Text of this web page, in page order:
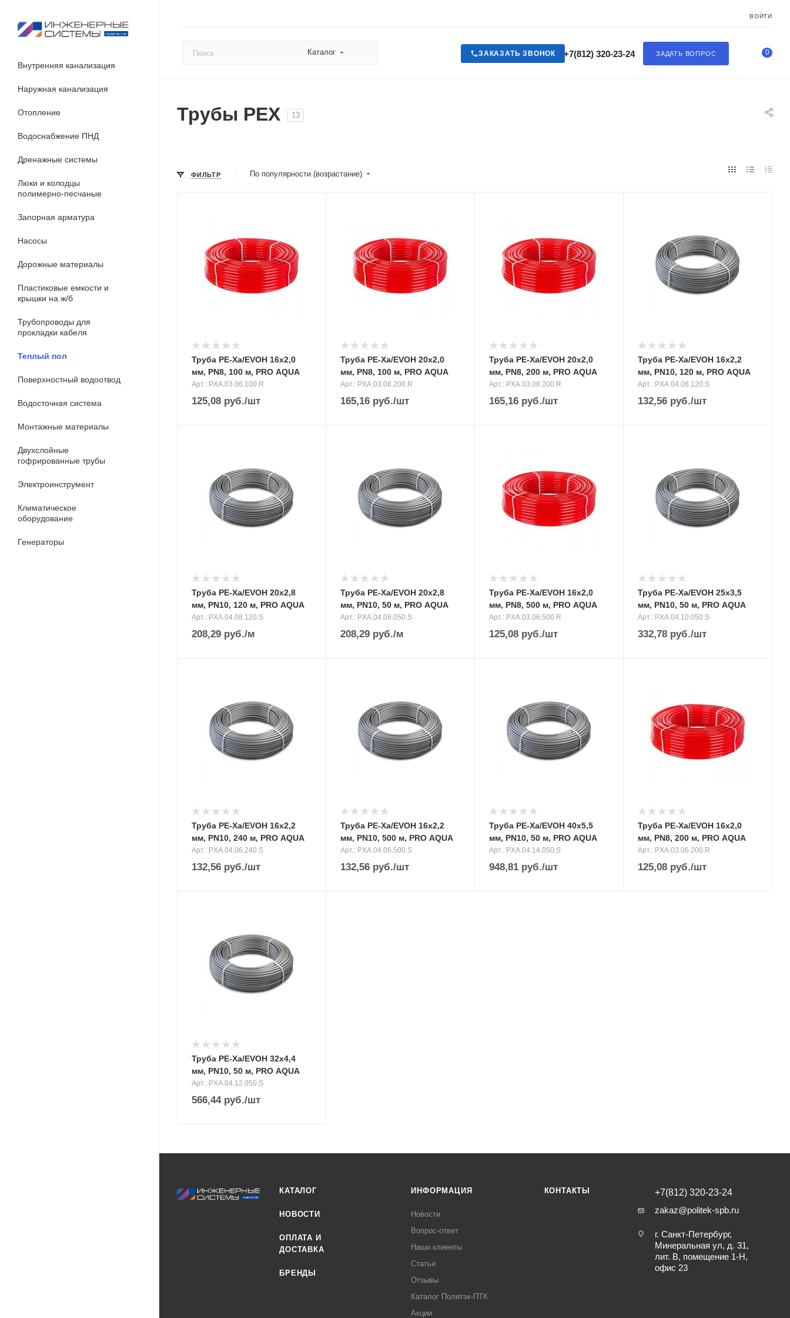
ВОЙТИ
Каталог ЗАДАТЬ ВОПРОС
+7(812) 320-23-24
ЗАКАЗАТЬ ЗВОНОК 0
Внутренняя канализация
Наружная канализация
Отопление
Водоснабжение ПНД
Дренажные системы
Люки и колодцы
полимерно-песчаные
Запорная арматура
Насосы
Дорожные материалы
Пластиковые емкости и
крышки на ж/б
Трубопроводы для
прокладки кабеля
Теплый пол
Поверхностный водоотвод
Водосточная система
Монтажные материалы
Двухслойные
гофрированные трубы
Электроинструмент
Климатическое
оборудование
Генераторы
Трубы PEX 13
ФИЛЬТР По популярности (возрастание)
Труба PE-Xa/EVOH 16х2,0
мм, PN8, 100 м, PRO AQUA
Арт.: PXA.03.06.100.R
125,08 руб./шт
Труба PE-Xa/EVOH 20х2,0
мм, PN8, 100 м, PRO AQUA
Арт.: PXA.03.08.200.R
165,16 руб./шт
Труба PE-Xa/EVOH 20х2,0
мм, PN8, 200 м, PRO AQUA
Арт.: PXA.03.08.200.R
165,16 руб./шт
Труба PE-Xa/EVOH 16х2,2
мм, PN10, 120 м, PRO AQUA
Арт.: PXA.04.06.120.S
132,56 руб./шт
Труба PE-Xa/EVOH 20х2,8
мм, PN10, 120 м, PRO AQUA
Арт.: PXA.04.08.120.S
208,29 руб./м
Труба PE-Xa/EVOH 20х2,8
мм, PN10, 50 м, PRO AQUA
Арт.: PXA.04.08.050.S
208,29 руб./м
Труба PE-Xa/EVOH 16х2,0
мм, PN8, 500 м, PRO AQUA
Арт.: PXA.03.06.500.R
125,08 руб./шт
Труба PE-Xa/EVOH 25х3,5
мм, PN10, 50 м, PRO AQUA
Арт.: PXA.04.10.050.S
332,78 руб./шт
Труба PE-Xa/EVOH 16х2,2
мм, PN10, 240 м, PRO AQUA
Арт.: PXA.04.06.240.S
132,56 руб./шт
Труба PE-Xa/EVOH 16х2,2
мм, PN10, 500 м, PRO AQUA
Арт.: PXA.04.06.500.S
132,56 руб./шт
Труба PE-Xa/EVOH 40х5,5
мм, PN10, 50 м, PRO AQUA
Арт.: PXA.04.14.050.S
948,81 руб./шт
Труба PE-Xa/EVOH 16х2,0
мм, PN8, 200 м, PRO AQUA
Арт.: PXA.03.06.200.R
125,08 руб./шт
Труба PE-Xa/EVOH 32х4,4
мм, PN10, 50 м, PRO AQUA
Арт.: PXA.04.12.050.S
566,44руб./шт
КАТАЛОГ
НОВОСТИ
ОПЛАТА И
ДОСТАВКА
БРЕНДЫ
ИНФОРМАЦИЯ
Новости
Вопрос-ответ
Наши клиенты
Статьи
Отзывы
Каталог Политэк-ПТК
Акции
КОНТАКТЫ
+7(812) 320-23-24
zakaz@politek-spb.ru
г. Санкт-Петербург,
Минеральная ул, д. 31,
лит. В, помещение 1-Н,
офис 23